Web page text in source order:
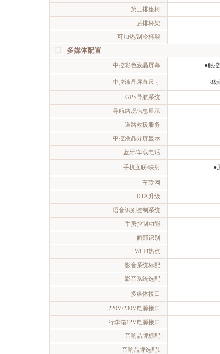
第三排座椅
后排杯架
可加热/制冷杯架
多媒体配置
中控彩色液晶屏幕 ●触
中控液晶屏幕尺寸 8
GPS导航系统
导航路况信息显示
道路救援服务
中控液晶分屏显示
蓝牙/车载电话
手机互联/映射 ●
车联网
OTA升级
语音识别控制系统
手势控制功能
面部识别
Wi-Fi热点
影音系统标配
影音系统选配
多媒体接口
220V/230V电源接口
行李箱12V电源接口
音响品牌标配
音响品牌选配1